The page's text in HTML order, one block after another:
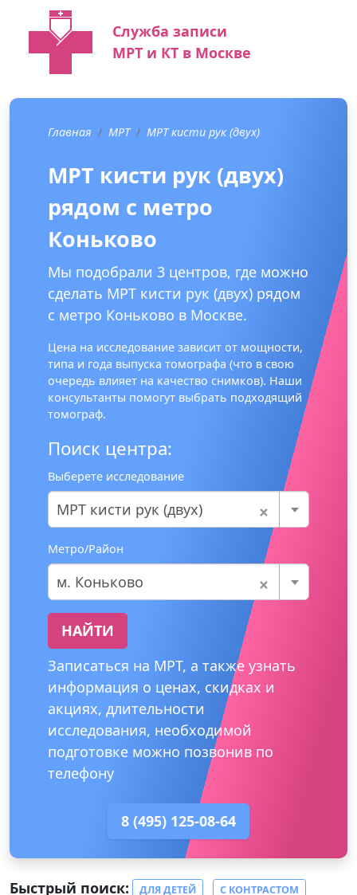
Служба записи
МРТ и КТ в Москве
Главная МРТ МРТ кисти рук (двух)
МРТ кисти рук (двух)
рядом с метро
Коньково
Мы подобрали 3 центров, где можно
сделать МРТ кисти рук (двух) рядом
с метро Коньково в Москве.
Цена на исследование зависит от мощности,
типа и года выпуска томографа (что в свою
очередь влияет на качество снимков). Наши
консультанты помогут выбрать подходящий
томограф.
Поиск центра:
Выберете исследование
×
МРТ кисти рук (двух)
Метро/Район
×
м. Коньково
НАЙТИ
Записаться на МРТ, а также узнать
информация о ценах, скидках и
акциях, длительности
исследования, необходимой
подготовке можно позвонив по
телефону
8 (495) 125-08-64
Быстрый поиск: ДЛЯ ДЕТЕЙ
С КОНТРАСТОМ